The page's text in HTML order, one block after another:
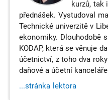
kurzů, tak
přednášek. Vystudoval
Technické univerzitě v
ekonomiky. Dlouhodobě
KODAP, která se věnuje
účetnictví, z toho dva
daňové a účetní
...stránka lektora